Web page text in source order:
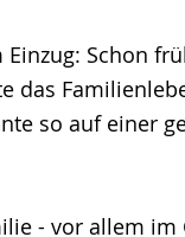
Schon
das
so auf einer
- vor allem im